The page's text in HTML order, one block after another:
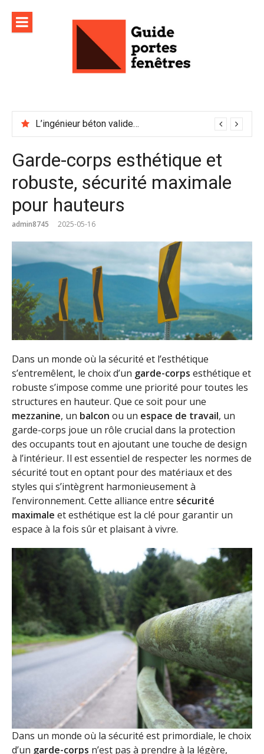
contenu
L’ingénieur béton valide-t-il les plans d’exécution ?
Garde-corps esthétique et
robuste, sécurité maximale
pour hauteurs
admin8745 2025-05-16
Dans un monde où la sécurité et l’esthétique
s’entremêlent, le choix d’un garde-corps esthétique et
robuste s’impose comme une priorité pour toutes les
structures en hauteur. Que ce soit pour une
mezzanine, un balcon ou un espace de travail, un
garde-corps joue un rôle crucial dans la protection
des occupants tout en ajoutant une touche de design
à l’intérieur. Il est essentiel de respecter les normes de
sécurité tout en optant pour des matériaux et des
styles qui s’intègrent harmonieusement à
l’environnement. Cette alliance entre sécurité
maximale et esthétique est la clé pour garantir un
espace à la fois sûr et plaisant à vivre.
Dans un monde où la sécurité est primordiale, le choix
d’un garde-corps n’est pas à prendre à la légère,